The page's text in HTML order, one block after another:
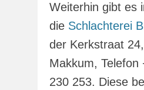
Weiterhin gibt es
die Schlachterei
der Kerkstraat
Makkum, Telefon
230 253. Diese